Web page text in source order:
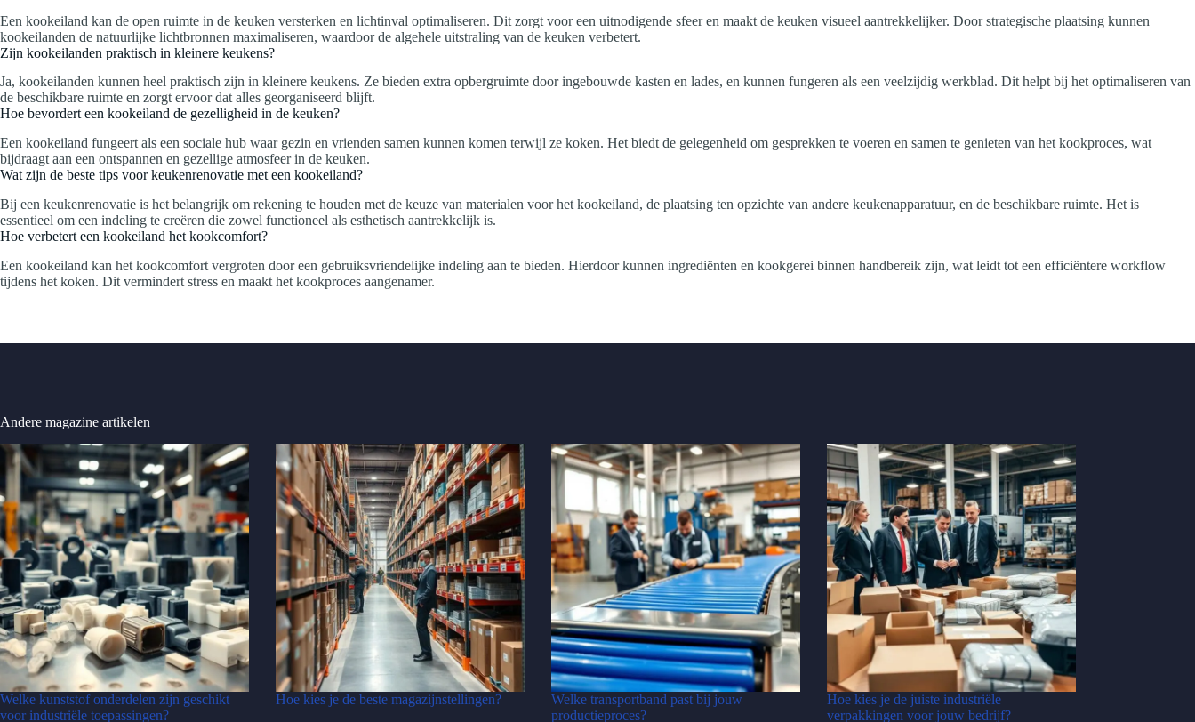
Een kookeiland kan de open ruimte in de keuken versterken en lichtinval optimaliseren. Dit zorgt voor een uitnodigende sfeer en maakt de keuken visueel aantrekkelijker. Door strategische plaatsing kunnen
kookeilanden de natuurlijke lichtbronnen maximaliseren, waardoor de algehele uitstraling van de keuken verbetert.
Zijn kookeilanden praktisch in kleinere keukens?
Ja, kookeilanden kunnen heel praktisch zijn in kleinere keukens. Ze bieden extra opbergruimte door ingebouwde kasten en lades, en kunnen fungeren als een veelzijdig werkblad. Dit helpt bij het optimaliseren van
de beschikbare ruimte en zorgt ervoor dat alles georganiseerd blijft.
Hoe bevordert een kookeiland de gezelligheid in de keuken?
Een kookeiland fungeert als een sociale hub waar gezin en vrienden samen kunnen komen terwijl ze koken. Het biedt de gelegenheid om gesprekken te voeren en samen te genieten van het kookproces, wat
bijdraagt aan een ontspannen en gezellige atmosfeer in de keuken.
Wat zijn de beste tips voor keukenrenovatie met een kookeiland?
Bij een keukenrenovatie is het belangrijk om rekening te houden met de keuze van materialen voor het kookeiland, de plaatsing ten opzichte van andere keukenapparatuur, en de beschikbare ruimte. Het is
essentieel om een indeling te creëren die zowel functioneel als esthetisch aantrekkelijk is.
Hoe verbetert een kookeiland het kookcomfort?
Een kookeiland kan het kookcomfort vergroten door een gebruiksvriendelijke indeling aan te bieden. Hierdoor kunnen ingrediënten en kookgerei binnen handbereik zijn, wat leidt tot een efficiëntere workflow
tijdens het koken. Dit vermindert stress en maakt het kookproces aangenamer.
Andere magazine artikelen
Welke kunststof onderdelen zijn geschikt
voor industriële toepassingen?
Hoe kies je de beste magazijnstellingen?
Welke transportband past bij jouw
productieproces?
Hoe kies je de juiste industriële
verpakkingen voor jouw bedrijf?